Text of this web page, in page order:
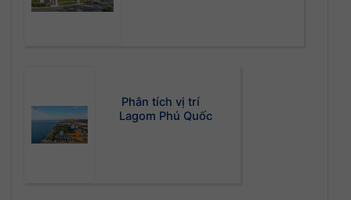
Phân tích vị trí
Lagom Phú Quốc